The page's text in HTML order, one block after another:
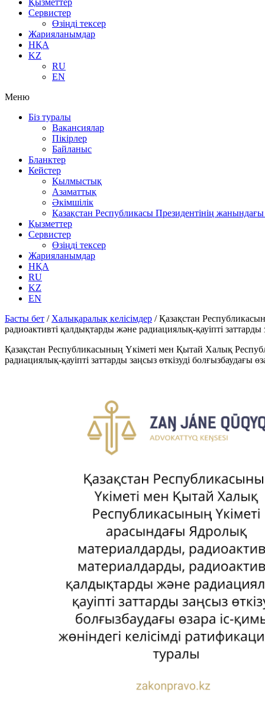
Қызметтер
Сервистер
Өзіңді тексер
Жарияланымдар
НҚА
KZ
RU
EN
Меню
Біз туралы
Вакансиялар
Пікірлер
Байланыс
Бланктер
Кейстер
Қылмыстық
Азаматтық
Әкімшілік
Қазақстан Республикасы Президентінің
Қызметтер
Сервистер
Өзіңді тексер
Жарияланымдар
НҚА
RU
KZ
EN
Басты бет / Халықаралық келісімдер /Қазақстан
радиоактивті қалдықтарды және радиациялық-қауіпті заттарды
Қазақстан Республикасының Үкіметі мен Қытай Халық
радиациялық-қауіпті заттарды заңсыз өткізуді болғызбаудағы